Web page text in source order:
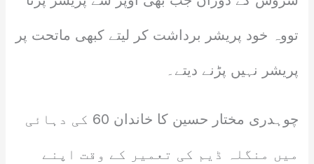
تووہ خود پریشر برداشت کر لیتے کبھی ماتحت پر
پریشر نہیں پڑنے دیتے۔
چوہدری مختار حسین کا خاندان 60 کی دہائی
میں منگلہ ڈیم کی تعمیر کے وقت اپنے